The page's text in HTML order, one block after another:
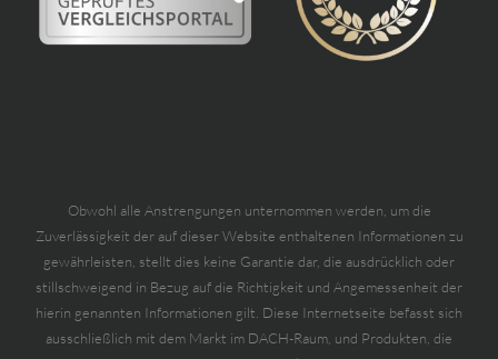
Obwohl alle Anstrengungen unternommen werden, um die
Zuverlässigkeit der auf dieser Website enthaltenen Informationen zu
gewährleisten, stellt dies keine Garantie dar, die ausdrücklich oder
stillschweigend in Bezug auf die Richtigkeit und Angemessenheit der
hierin genannten Informationen gilt. Diese Internetseite befasst sich
ausschließlich mit dem Markt im DACH-Raum, und Produkten, die